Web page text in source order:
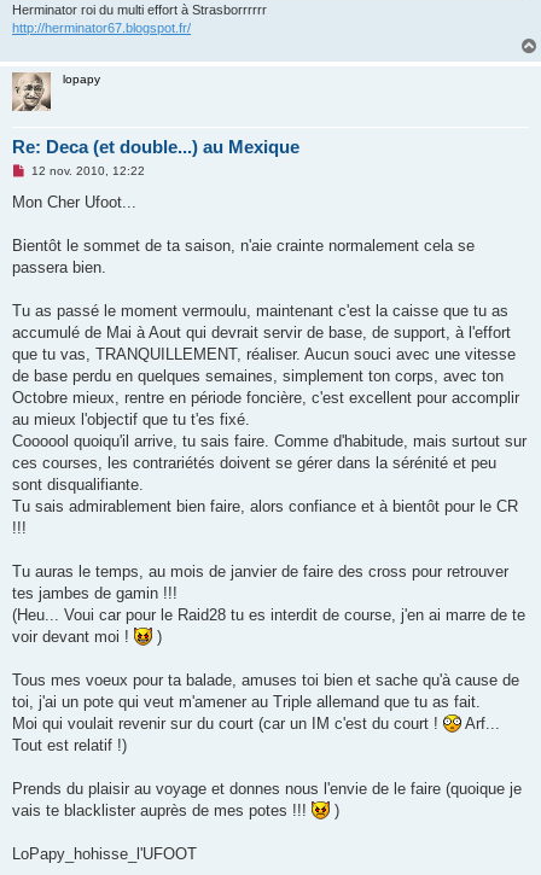
n
o
n
Herminator roi du multi effort à Strasborrrrrr
http://herminator67.blogspot.fr/
lopapy
Re: Deca (et double...) au Mexique
M
s
g
n
l
u
12 nov. 2010, 12:22
Mon Cher Ufoot...
Bientôt le sommet de ta saison, n'aie crainte normalement cela se
passera bien.
Tu as passé le moment vermoulu, maintenant c'est la caisse que tu as
accumulé de Mai à Aout qui devrait servir de base, de support, à l'effort
que tu vas, TRANQUILLEMENT, réaliser. Aucun souci avec une vitesse
de base perdu en quelques semaines, simplement ton corps, avec ton
Octobre mieux, rentre en période foncière, c'est excellent pour accomplir
au mieux l'objectif que tu t'es fixé.
Coooool quoiqu'il arrive, tu sais faire. Comme d'habitude, mais surtout sur
ces courses, les contrariétés doivent se gérer dans la sérénité et peu
sont disqualifiante.
Tu sais admirablement bien faire, alors confiance et à bientôt pour le CR
!!!
Tu auras le temps, au mois de janvier de faire des cross pour retrouver
tes jambes de gamin !!!
(Heu... Voui car pour le Raid28 tu es interdit de course, j'en ai marre de te
voir devant moi !
)
Tous mes voeux pour ta balade, amuses toi bien et sache qu'à cause de
toi, j'ai un pote qui veut m'amener au Triple allemand que tu as fait.
Moi qui voulait revenir sur du court (car un IM c'est du court !
Arf...
Tout est relatif !)
Prends du plaisir au voyage et donnes nous l'envie de le faire (quoique je
vais te blacklister auprès de mes potes !!!
)
LoPapy_hohisse_l'UFOOT